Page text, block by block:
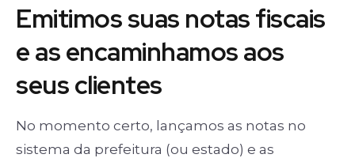
Emitimos suas notas fiscais
e as encaminhamos aos
seus clientes
No momento certo, lançamos as notas no
sistema da prefeitura (ou estado) e as